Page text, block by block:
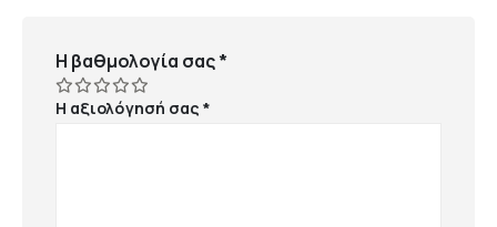
Η βαθμολογία σας*
Η αξιολόγησή σας*